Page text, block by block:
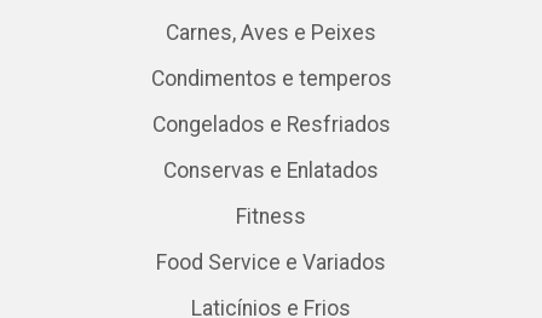
Carnes, Aves e Peixes
Condimentos e temperos
Congelados e Resfriados
Conservas e Enlatados
Fitness
Food Service e Variados
Laticínios e Frios